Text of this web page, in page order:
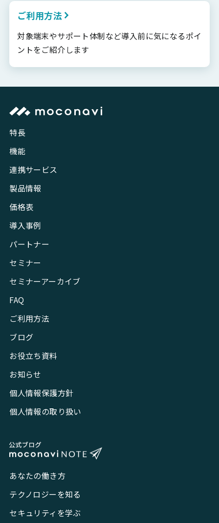
ご利用方法
対象端末やサポート体制など導入前に気になるポイ
ントをご紹介します
特長
機能
連携サービス
製品情報
価格表
導入事例
パートナー
セミナー
セミナーアーカイブ
FAQ
ご利用方法
ブログ
お役立ち資料
お知らせ
個人情報保護方針
個人情報の取り扱い
あなたの働き方
テクノロジーを知る
セキュリティを学ぶ